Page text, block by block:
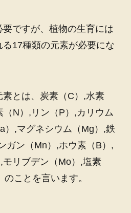
ですが、植物の生育には
る17種類の元素が必要にな
とは、炭素（C）,水素
（N）,リン（P）,カリウム
）,マグネシウム（Mg）,鉄
ガン（Mn）,ホウ素（B）,
リブデン（Mo）,塩素
のことを言います。